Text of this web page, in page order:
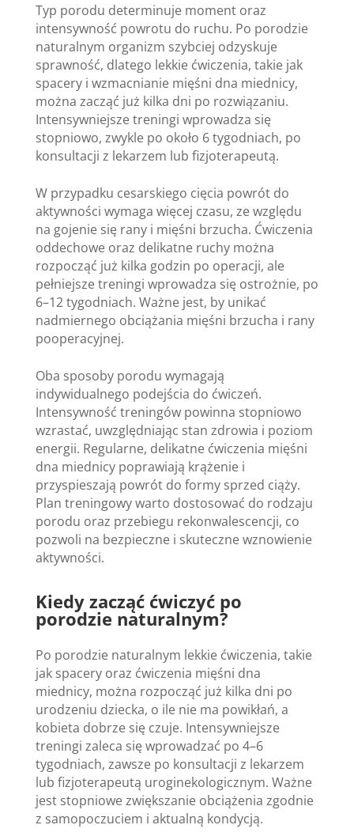
Typ porodu determinuje moment oraz
intensywność powrotu do ruchu. Po porodzie
naturalnym organizm szybciej odzyskuje
sprawność, dlatego lekkie ćwiczenia, takie jak
spacery i wzmacnianie mięśni dna miednicy,
można zacząć już kilka dni po rozwiązaniu.
Intensywniejsze treningi wprowadza się
stopniowo, zwykle po około 6 tygodniach, po
konsultacji z lekarzem lub fizjoterapeutą.
W przypadku cesarskiego cięcia powrót do
aktywności wymaga więcej czasu, ze względu
na gojenie się rany i mięśni brzucha. Ćwiczenia
oddechowe oraz delikatne ruchy można
rozpocząć już kilka godzin po operacji, ale
pełniejsze treningi wprowadza się ostrożnie, po
6–12 tygodniach. Ważne jest, by unikać
nadmiernego obciążania mięśni brzucha i rany
pooperacyjnej.
Oba sposoby porodu wymagają
indywidualnego podejścia do ćwiczeń.
Intensywność treningów powinna stopniowo
wzrastać, uwzględniając stan zdrowia i poziom
energii. Regularne, delikatne ćwiczenia mięśni
dna miednicy poprawiają krążenie i
przyspieszają powrót do formy sprzed ciąży.
Plan treningowy warto dostosować do rodzaju
porodu oraz przebiegu rekonwalescencji, co
pozwoli na bezpieczne i skuteczne wznowienie
aktywności.
Kiedy zacząć ćwiczyć po
porodzie naturalnym?
Po porodzie naturalnym lekkie ćwiczenia, takie
jak spacery oraz ćwiczenia mięśni dna
miednicy, można rozpocząć już kilka dni po
urodzeniu dziecka, o ile nie ma powikłań, a
kobieta dobrze się czuje. Intensywniejsze
treningi zaleca się wprowadzać po 4–6
tygodniach, zawsze po konsultacji z lekarzem
lub fizjoterapeutą uroginekologicznym. Ważne
jest stopniowe zwiększanie obciążenia zgodnie
z samopoczuciem i aktualną kondycją.